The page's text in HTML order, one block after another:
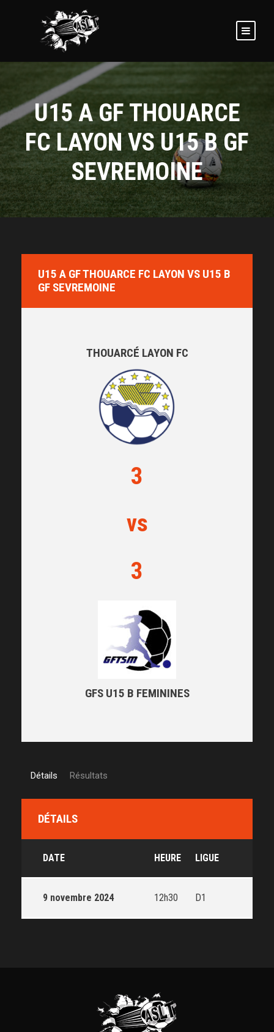
U15 A GF THOUARCE
FC LAYON VS U15 B GF
SEVREMOINE
U15 A GF THOUARCE FC LAYON VS U15 B
GF SEVREMOINE
THOUARCÉ LAYON FC
3
vs
3
GFS U15 B FEMININES
Détails Résultats
DÉTAILS
DATE HEURE LIGUE
9 novembre 2024 12h30 D1